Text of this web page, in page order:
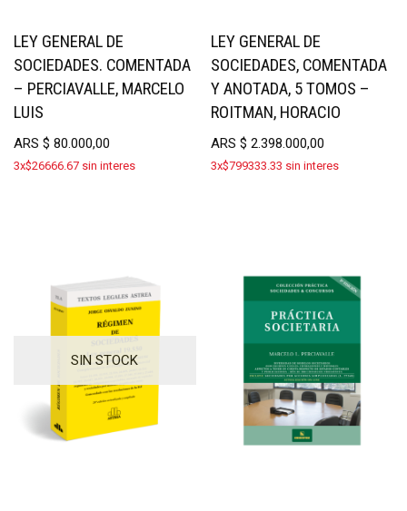
LEY GENERAL DE
SOCIEDADES. COMENTADA
– PERCIAVALLE, MARCELO
LUIS
ARS $ 80.000,00
3x$26666.67 sin interes
LEY GENERAL DE
SOCIEDADES, COMENTADA
Y ANOTADA, 5 TOMOS –
ROITMAN, HORACIO
ARS$ 2.398.000,00
3x$799333.33 sin interes
SIN STOCK